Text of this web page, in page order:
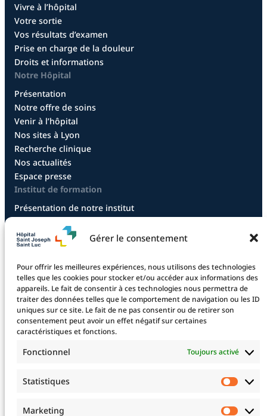
Gérer le consentement
Pour offrir les meilleures expériences, nous utilisons des technologies
telles que les cookies pour stocker et/ou accéder aux informations des
appareils. Le fait de consentir à ces technologies nous permettra de
traiter des données telles que le comportement de navigation ou les ID
uniques sur ce site. Le fait de ne pas consentir ou de retirer son
consentement peut avoir un effet négatif sur certaines
caractéristiques et fonctions.
Fonctionnel Toujours activé
Statistiques
Marketing
Vivre à l’hôpital
Votre sortie
Vos résultats d’examen
Prise en charge de la douleur
Droits et informations
Notre Hôpital
Présentation
Notre offre de soins
Venir à l’hôpital
Nos sites à Lyon
Recherche clinique
Nos actualités
Espace presse
Institut de formation
Présentation de notre institut
Diplôme aide-soignant
Diplôme aide-soignant en alternance
Diplôme CCEPS
Taxe d’apprentissage
La fondation
La Fondation
Le projet 2025
Nos mécènes